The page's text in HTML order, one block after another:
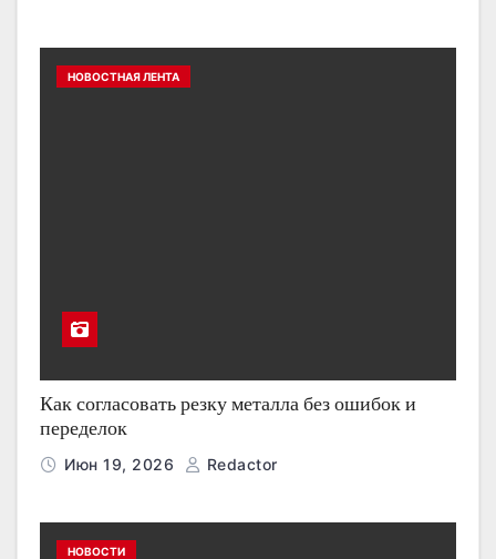
НОВОСТНАЯ ЛЕНТА
Как согласовать резку металла без ошибок и
переделок
Июн 19, 2026 Redactor
НОВОСТИ